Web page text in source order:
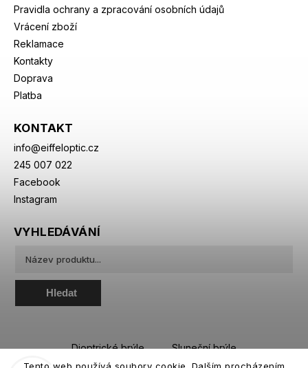
Pravidla ochrany a zpracování osobních údajů
Vrácení zboží
Reklamace
Kontakty
Doprava
Platba
KONTAKT
info@eiffeloptic.cz
245 007 022
Facebook
Instagram
VYHLEDÁVÁNÍ
Hledat
Dioptrické brýle
Sluneční brýle